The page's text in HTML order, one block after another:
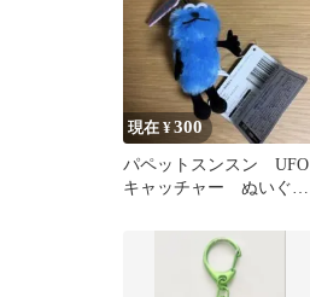
現在 ¥300
パペットスンスン UFO
キャッチャー ぬいぐる